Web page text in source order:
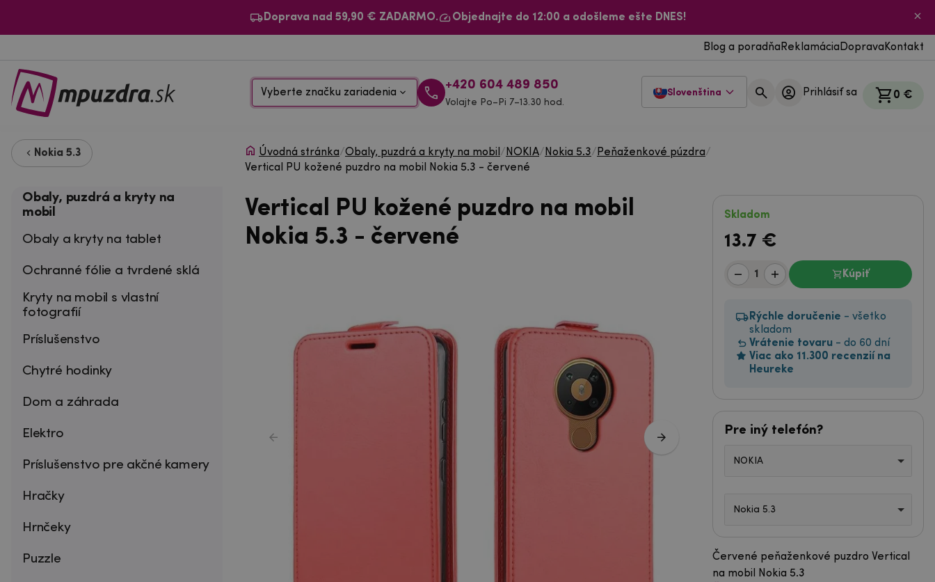
Doprava nad 59,90 € ZADARMO. Objednajte do 12:00 a odošleme ešte DNES!
Blog a poradňa Reklamácia Doprava Kontakt
Vyberte značku zariadenia
+420 604 489 850
Volajte Po–Pi 7–13.30 hod.
Slovenština Prihlásiť sa 0 €
Nokia 5.3
Obaly, puzdrá a kryty na
mobil
Obaly a kryty na tablet
Ochranné fólie a tvrdené sklá
Kryty na mobil s vlastní
fotografií
Príslušenstvo
Chytré hodinky
Dom a záhrada
Elektro
Príslušenstvo pre akčné kamery
Hračky
Hrnčeky
Puzzle
Úvodná stránka/Obaly, puzdrá a kryty na mobil / NOKIA/ Nokia 5.3/ Peňaženkové púzdra/
Vertical PU kožené puzdro na mobil Nokia 5.3 - červené
Vertical PU kožené puzdro na mobil
Nokia 5.3 - červené
Skladom
13.7 €
Kúpiť
Rýchle doručenie - všetko
skladom
Vrátenie tovaru - do 60 dní
Viac ako 11.300 recenzií na
Heureke
Pre iný telefón?
NOKIA
Nokia 5.3
Červené peňaženkové puzdro Vertical
na mobil Nokia 5.3